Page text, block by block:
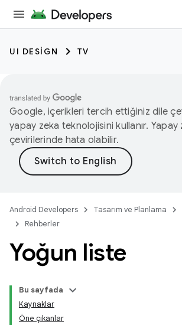
UI DESIGN TV
Google, içerikleri tercih ettiğiniz dile
yapay zeka teknolojisini kullanır. Yapay
çevirilerinde hata olabilir.
Android Developers Tasarım ve Planlama
Rehberler
Yoğun liste
Bu sayfada
Kaynaklar
Öne çıkanlar